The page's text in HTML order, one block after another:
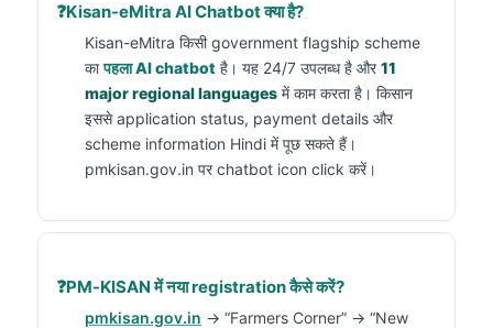
Kisan-eMitra AI Chatbot क्या है?
Kisan-eMitra किसी government flagship scheme
कापहला AI chatbot है। यह 24/7 उपलब्ध है और11
major regional languages में काम करता है। किसान
इससे application status, payment details और
scheme information Hindi में पूछ सकते हैं।
pmkisan.gov.in पर chatbot icon click करें।
PM-KISAN में नया registration कैसे करें?
pmkisan.gov.in → “Farmers Corner” → “New